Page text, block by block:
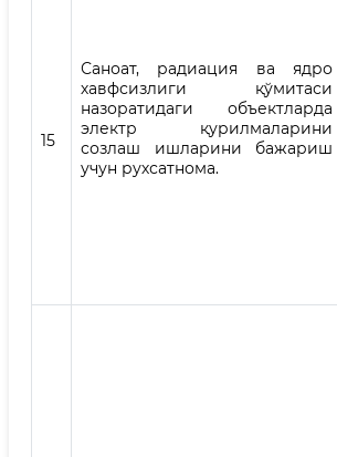
15
Саноат, радиация ва ядро
хавфсизлиги қўмитаси
назоратидаги объектларда
электр қурилмаларини
созлаш ишларини бажариш
учун рухсатнома.